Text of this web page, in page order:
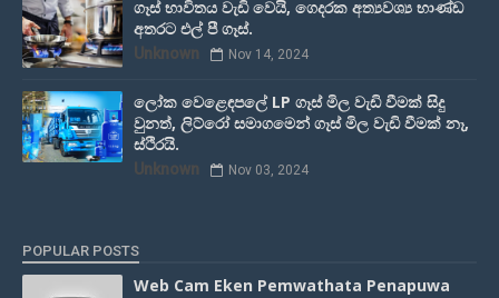
ගෑස් භාවිතය වැඩි වෙයි, ගෙදරක අත්‍යවශ්‍ය භාණ්ඩ
අතරට එල් පී ගෑස්.
Unknown Nov 14, 2024
ලෝක වෙළෙඳපලේ LP ගෑස් මිල වැඩි වීමක් සිදු
වුනත්, ලිට්රෝ සමාගමෙන් ගෑස් මිල වැඩි වීමක් නෑ,
ස්ථිරයි.
Unknown Nov 03, 2024
POPULAR POSTS
Web Cam Eken Pemwathata Penapuwa